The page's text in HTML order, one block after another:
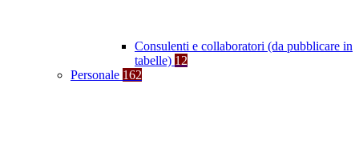
Consulenti e collaboratori (da pubblicare in
tabelle) 12
Personale 162